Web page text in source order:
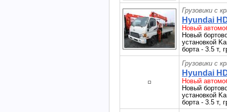
Грузовики с
Hyundai
Новый
Новый
установкой
борта - 3.5 т,
Грузовики с
Hyundai
Новый
Новый
установкой
борта - 3.5 т,